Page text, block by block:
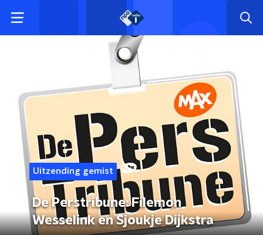
Uitzending gemist
De Perstribune: Filemon
Wesselink en Sjoukje Dijkstra